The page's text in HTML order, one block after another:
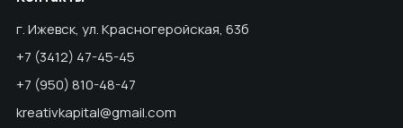
г. Ижевск, ул. Красногеройская, 63б
+7 (3412) 47-45-45
+7 (950) 810-48-47
kreativkapital@gmail.com